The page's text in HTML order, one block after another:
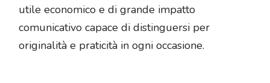
utile economico e di grande impatto
comunicativo capace di distinguersi per
originalità e praticità in ogni occasione.